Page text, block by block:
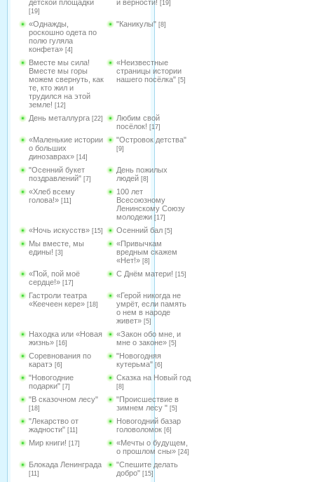
детской площадки
[19]
и верности! [19]
«Однажды,
роскошно одета по
полю гуляла
конфета» [4]
"Каникулы" [8]
Вместе мы сила!
Вместе мы горы
можем свернуть, как
те, кто жил и
трудился на этой
земле! [12]
«Неизвестные
страницы истории
нашего посёлка" [5]
День металлурга [22]
Любим свой
посёлок! [17]
«Маленькие истории
о больших
динозаврах» [14]
"Островок детства"
[9]
"Осенний букет
поздравлений" [7]
День пожилых
людей [8]
«Хлеб всему
голова!» [11]
100 лет
Всесоюзному
Ленинскому Союзу
молодежи [17]
«Ночь искусств» [15] Осенний бал [5]
Мы вместе, мы
едины! [3]
«Привычкам
вредным скажем
«Нет!» [8]
«Пой, пой моё
сердце!» [17]
С Днём матери! [15]
Гастроли театра
«Кеечеен кере» [18]
«Герой никогда не
умрёт, если память
о нем в народе
живет» [5]
Находка или «Новая
жизнь» [16]
«Закон обо мне, и
мне о законе» [5]
Соревнования по
каратэ [6]
"Новогодняя
кутерьма" [6]
"Новогодние
подарки" [7]
Сказка на Новый год
[8]
"В сказочном лесу"
[18]
"Происшествие в
зимнем лесу " [5]
"Лекарство от
жадности" [11]
Новогодний базар
головоломок [6]
Мир книги! [17]
«Мечты о будущем,
о прошлом сны» [24]
Блокада Ленинграда
[11]
"Спешите делать
добро" [15]